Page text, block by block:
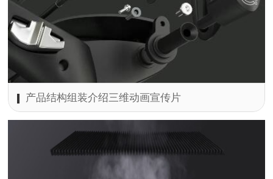
产品结构组装介绍三维动画宣传片